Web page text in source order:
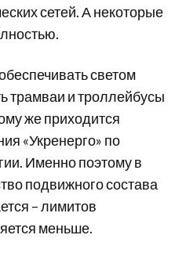
сетей. А некоторые
светом
трамваи и троллейбусы
же приходится
«Укренерго» по
Именно поэтому в
подвижного состава
– лимитов
меньше.